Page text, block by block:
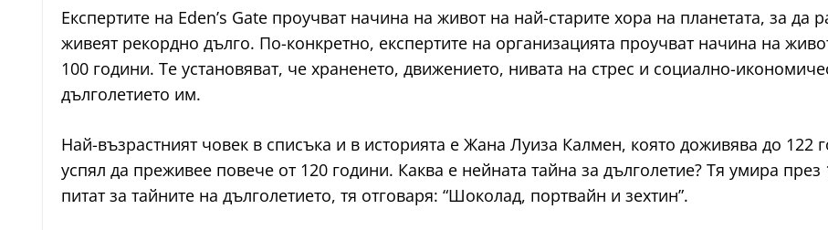
Експертите на Eden’s Gate проучват начина на живот на най-старите хора на планетата, за
живеят рекордно дълго. По-конкретно, експертите на организацията проучват начина на
100 години. Те установяват, че храненето, движението, нивата на стрес и социално-
дълголетието им.
Най-възрастният човек в списъка и в историята е Жана Луиза Калмен, която доживява до 122
успял да преживее повече от 120 години. Каква е нейната тайна за дълголетие? Тя умира
питат за тайните на дълголетието, тя отговаря: “Шоколад, портвайн и зехтин”.